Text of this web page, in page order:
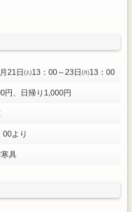
21日㈯13：00～23日㈪13：00
円、日帰り1,000円
00より
具